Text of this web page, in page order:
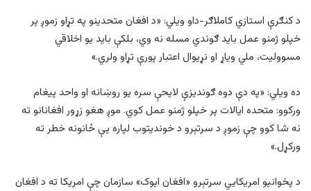
د کنګرې استازي کاملاګر-داو ویلي: «د افغان متحدینو په تړاو زموږ پر
خپلو ژمنو عمل باید ګوندي مسله نه وي، بلکې باید یو اخلاقي
مسوولیت، ملي ویاړ او نړیوال اعتبار پورې تړاو ولري.»
ده ویلي: «په دې دوه ګوندیزې لایحې سره یو روښانه او واحد پیغام
ورکوو: متحده ایالات پر خپلو ژمنو عمل کوي. موږ هغو زړور افغانانو ته
نه شا کوو چې زموږ د سرتېرو د خوندیتوب لپاره یې ځانونه خطر ته
ورکړل.»
د پخوانیو امریکایي سرتېرو «افغان ایوک» سازمان چې امریکا ته د افغان